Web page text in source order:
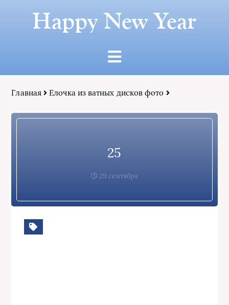
Happy New Year
Главная Елочка из ватных дисков фото
25
29 сентября